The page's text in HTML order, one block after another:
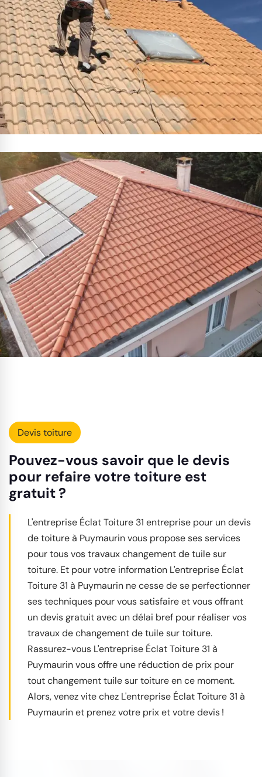
Devis toiture
Pouvez-vous savoir que le devis
pour refaire votre toiture est
gratuit ?
L'entreprise Éclat Toiture 31 entreprise pour un devis
de toiture à Puymaurin vous propose ses services
pour tous vos travaux changement de tuile sur
toiture. Et pour votre information L'entreprise Éclat
Toiture 31 à Puymaurin ne cesse de se perfectionner
ses techniques pour vous satisfaire et vous offrant
un devis gratuit avec un délai bref pour réaliser vos
travaux de changement de tuile sur toiture.
Rassurez-vous L'entreprise Éclat Toiture 31 à
Puymaurin vous offre une réduction de prix pour
tout changement tuile sur toiture en ce moment.
Alors, venez vite chez L'entreprise Éclat Toiture 31 à
Puymaurin et prenez votre prix et votre devis !